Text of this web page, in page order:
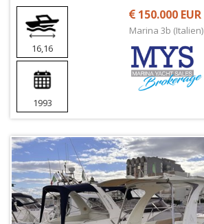
16,16
1993
150.000 EUR
Marina 3b (Italien)